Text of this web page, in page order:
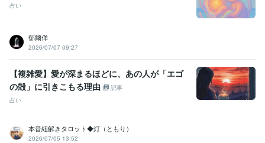
占い
郁爾佯
2026/07/07 09:27
【複雑愛】愛が深まるほどに、あの人が「エゴ
の殻」に引きこもる理由
記事
占い
本音紐解きタロット◆灯（ともり）
2026/07/05 13:52